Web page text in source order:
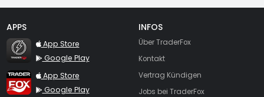
APPS
TraderFox Flash
App Store
Google Play
TraderFox App
App Store
Google Play
INFOS
Über TraderFox
Kontakt
Vertrag Kündigen
Jobs bei TraderFox